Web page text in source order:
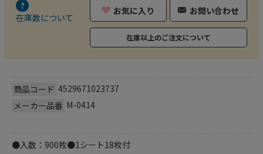
在庫数について
お気に入り お問い合わせ
在庫以上のご注文について
商品コード 4529671023737
メーカー品番 M-0414
●入数：900枚●1シート18枚付